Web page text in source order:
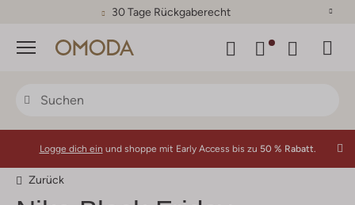
30 Tage Rückgaberecht
Menü
Logge dich ein und shoppe mit Early Access bis zu 50 % Rabatt.
Zurück